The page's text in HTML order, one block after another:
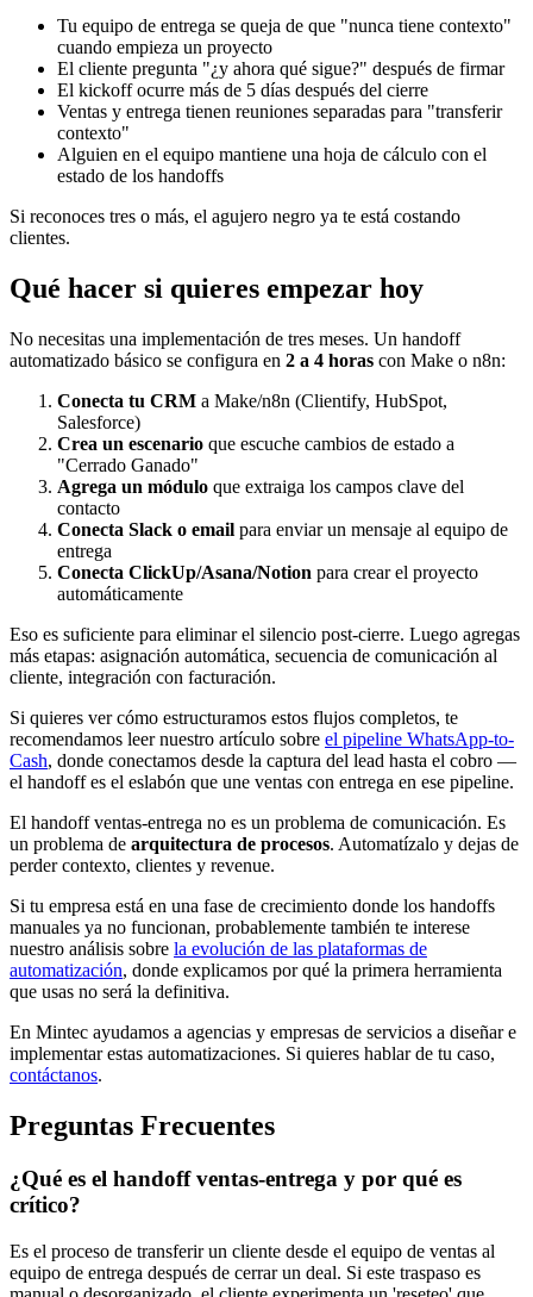
Tu equipo de entrega se queja de que "nunca tiene contexto"
cuando empieza un proyecto
El cliente pregunta "¿y ahora qué sigue?" después de firmar
El kickoff ocurre más de 5 días después del cierre
Ventas y entrega tienen reuniones separadas para "transferir
contexto"
Alguien en el equipo mantiene una hoja de cálculo con el
estado de los handoffs
Si reconoces tres o más, el agujero negro ya te está costando
clientes.
Qué hacer si quieres empezar hoy
No necesitas una implementación de tres meses. Un handoff
automatizado básico se configura en 2 a 4 horas con Make o n8n:
Conecta tu CRM a Make/n8n (Clientify, HubSpot,
Salesforce)
Crea un escenario que escuche cambios de estado a
"Cerrado Ganado"
Agrega un módulo que extraiga los campos clave del
contacto
Conecta Slack o email para enviar un mensaje al equipo de
entrega
Conecta ClickUp/Asana/Notion para crear el proyecto
automáticamente
Eso es suficiente para eliminar el silencio post-cierre. Luego agregas
más etapas: asignación automática, secuencia de comunicación al
cliente, integración con facturación.
Si quieres ver cómo estructuramos estos flujos completos, te
recomendamos leer nuestro artículo sobre el pipeline WhatsApp-to-
Cash, donde conectamos desde la captura del lead hasta el cobro —
el handoff es el eslabón que une ventas con entrega en ese pipeline.
El handoff ventas-entrega no es un problema de comunicación. Es
un problema de arquitectura de procesos. Automatízalo y dejas de
perder contexto, clientes y revenue.
Si tu empresa está en una fase de crecimiento donde los handoffs
manuales ya no funcionan, probablemente también te interese
nuestro análisis sobre la evolución de las plataformas de
automatización, donde explicamos por qué la primera herramienta
que usas no será la definitiva.
En Mintec ayudamos a agencias y empresas de servicios a diseñar e
implementar estas automatizaciones. Si quieres hablar de tu caso,
contáctanos.
Preguntas Frecuentes
¿Qué es el handoff ventas-entrega y por qué es
crítico?
Es el proceso de transferir un cliente desde el equipo de ventas al
equipo de entrega después de cerrar un deal. Si este traspaso es